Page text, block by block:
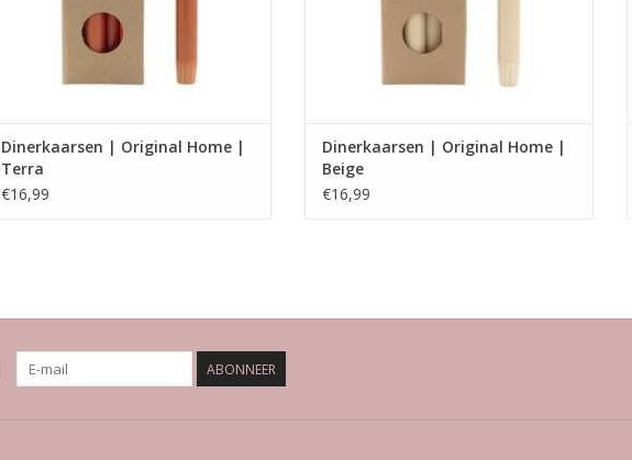
Dinerkaarsen | Original Home |
Terra
€16,99
Dinerkaarsen | Original Home |
Beige
€16,99
ABONNEER